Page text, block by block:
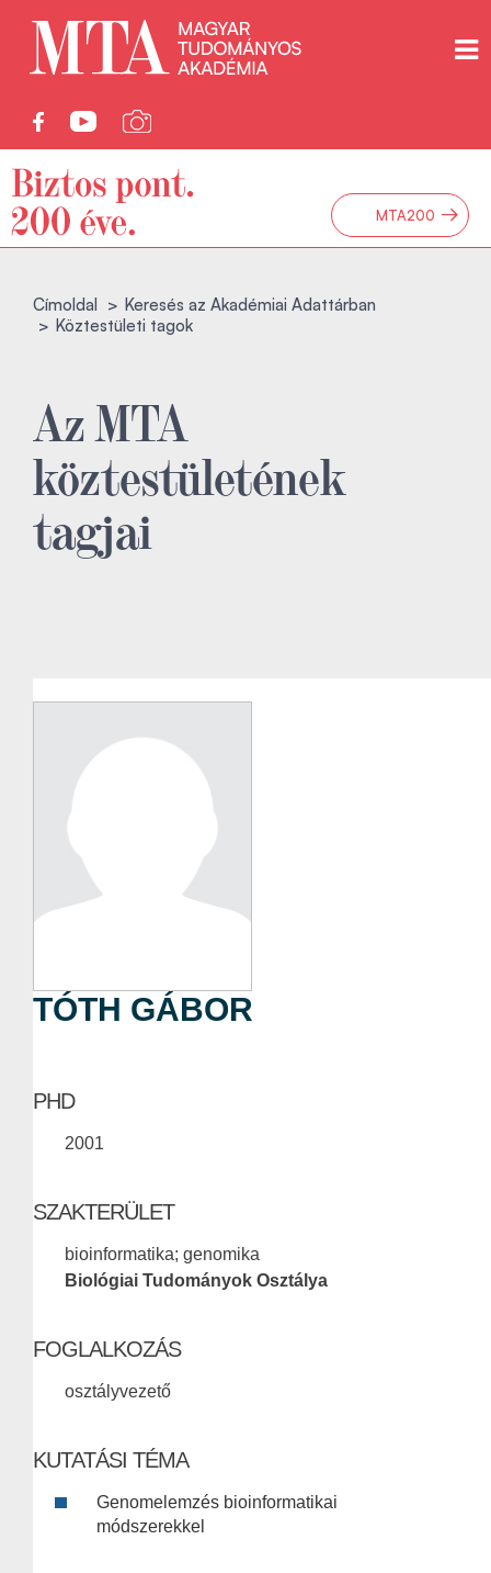
MTA200 →
Címoldal
Keresés az Akadémiai Adattárban
Köztestületi tagok
Az MTA
köztestületének
tagjai
TÓTH GÁBOR
PHD
2001
SZAKTERÜLET
bioinformatika; genomika
Biológiai Tudományok Osztálya
FOGLALKOZÁS
osztályvezető
KUTATÁSI TÉMA
Genomelemzés bioinformatikai
módszerekkel